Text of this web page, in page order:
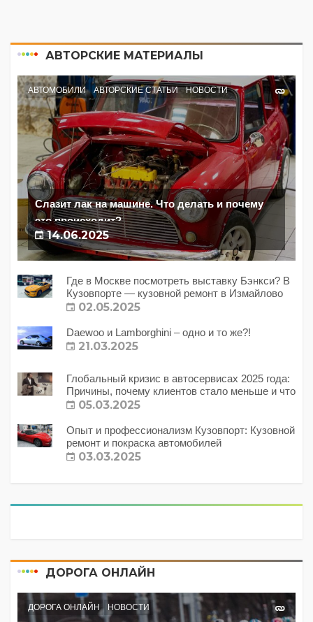
АВТОРСКИЕ МАТЕРИАЛЫ
АВТОМОБИЛИ АВТОРСКИЕ СТАТЬИ НОВОСТИ
Слазит лак на машине. Что делать и почему
это происходит?
14.06.2025
Где в Москве посмотреть выставку Бэнкси? В
Кузовпорте — кузовной ремонт в Измайлово
02.05.2025
Daewoo и Lamborghini – одно и то же?!
21.03.2025
Глобальный кризис в автосервисах 2025 года:
Причины, почему клиентов стало меньше и что
с этим делать?
05.03.2025
Опыт и профессионализм Кузовпорт: Кузовной
ремонт и покраска автомобилей
03.03.2025
ДОРОГА ОНЛАЙН
ДОРОГА ОНЛАЙН НОВОСТИ